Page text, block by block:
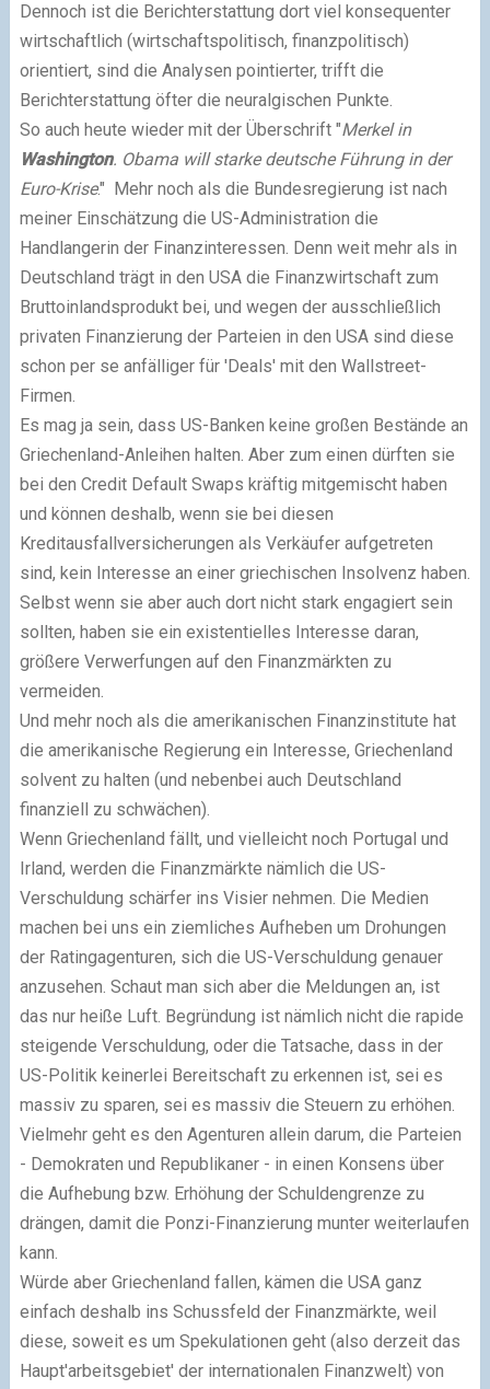
Dennoch ist die Berichterstattung dort viel konsequenter
wirtschaftlich (wirtschaftspolitisch, finanzpolitisch)
orientiert, sind die Analysen pointierter, trifft die
Berichterstattung öfter die neuralgischen Punkte.
So auch heute wieder mit der Überschrift "Merkel in
Washington. Obama will starke deutsche Führung in der
Euro-Krise." Mehr noch als die Bundesregierung ist nach
meiner Einschätzung die US-Administration die
Handlangerin der Finanzinteressen. Denn weit mehr als in
Deutschland trägt in den USA die Finanzwirtschaft zum
Bruttoinlandsprodukt bei, und wegen der ausschließlich
privaten Finanzierung der Parteien in den USA sind diese
schon per se anfälliger für 'Deals' mit den Wallstreet-
Firmen.
Es mag ja sein, dass US-Banken keine großen Bestände an
Griechenland-Anleihen halten. Aber zum einen dürften sie
bei den Credit Default Swaps kräftig mitgemischt haben
und können deshalb, wenn sie bei diesen
Kreditausfallversicherungen als Verkäufer aufgetreten
sind, kein Interesse an einer griechischen Insolvenz haben.
Selbst wenn sie aber auch dort nicht stark engagiert sein
sollten, haben sie ein existentielles Interesse daran,
größere Verwerfungen auf den Finanzmärkten zu
vermeiden.
Und mehr noch als die amerikanischen Finanzinstitute hat
die amerikanische Regierung ein Interesse, Griechenland
solvent zu halten (und nebenbei auch Deutschland
finanziell zu schwächen).
Wenn Griechenland fällt, und vielleicht noch Portugal und
Irland, werden die Finanzmärkte nämlich die US-
Verschuldung schärfer ins Visier nehmen. Die Medien
machen bei uns ein ziemliches Aufheben um Drohungen
der Ratingagenturen, sich die US-Verschuldung genauer
anzusehen. Schaut man sich aber die Meldungen an, ist
das nur heiße Luft. Begründung ist nämlich nicht die rapide
steigende Verschuldung, oder die Tatsache, dass in der
US-Politik keinerlei Bereitschaft zu erkennen ist, sei es
massiv zu sparen, sei es massiv die Steuern zu erhöhen.
Vielmehr geht es den Agenturen allein darum, die Parteien
- Demokraten und Republikaner - in einen Konsens über
die Aufhebung bzw. Erhöhung der Schuldengrenze zu
drängen, damit die Ponzi-Finanzierung munter weiterlaufen
kann.
Würde aber Griechenland fallen, kämen die USA ganz
einfach deshalb ins Schussfeld der Finanzmärkte, weil
diese, soweit es um Spekulationen geht (also derzeit das
Haupt'arbeitsgebiet' der internationalen Finanzwelt) von